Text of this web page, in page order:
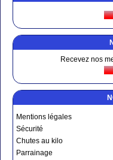
Recevez nos
Mentions légales
Sécurité
Chutes au kilo
Parrainage